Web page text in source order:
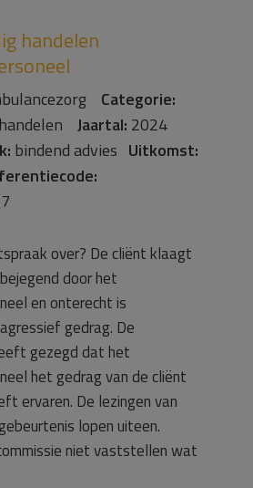
handelen
Categorie:
Jaartal: 2024
bindend advies Uitkomst:
over? De cliënt klaagt
door het
en onterecht is
gedrag. De
gezegd dat het
het gedrag van de cliënt
ervaren. De lezingen van
lopen uiteen.
niet vaststellen wat